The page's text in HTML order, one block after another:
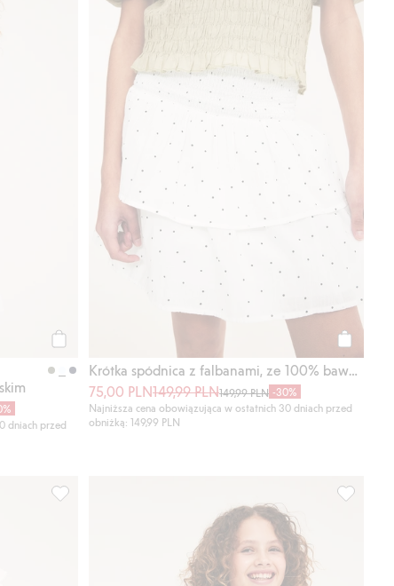
dniach przed
Kup
Krótka spódnica z falbanami, ze 100% bawełny
75,00 PLN149,99 PLN149,99 PLN -30%
Najniższa cena obowiązująca w ostatnich 30 dniach przed
obniżką: 149,99 PLN
ulubioneSpódnica dżinsowa z niskim stanem, Dodaj do listy